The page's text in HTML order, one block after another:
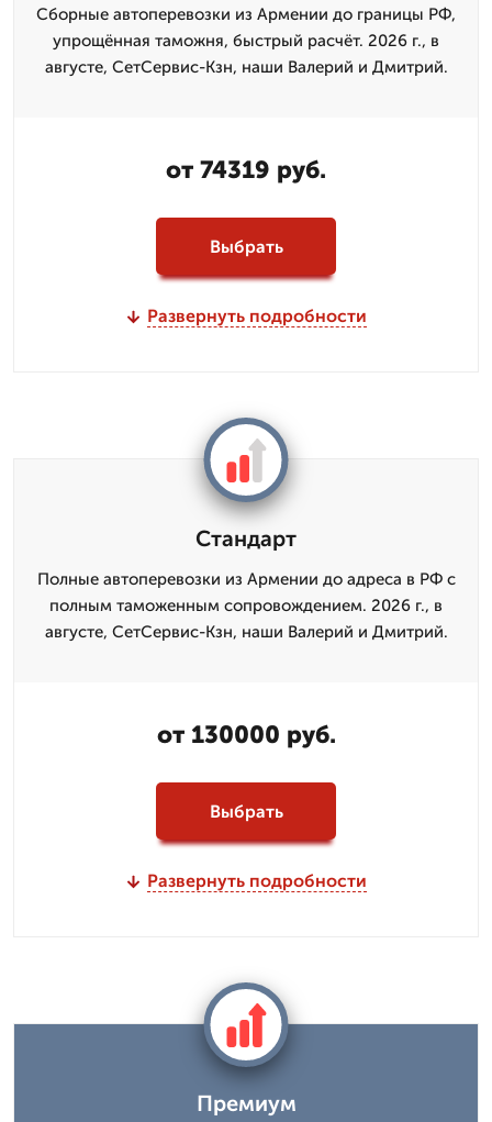
Сборные автоперевозки из Армении до границы РФ,
упрощённая таможня, быстрый расчёт. 2026 г., в
августе, СетСервис-Кзн, наши Валерий и Дмитpий.
от 74319 руб.
Выбрать
Развернуть подробности
Стандарт
Полные автоперевозки из Армении до адреса в РФ с
полным таможенным сопровождением. 2026 г., в
августе, СетСервис-Кзн, наши Валерий и Дмитpий.
от 130000 руб.
Выбрать
Развернуть подробности
Премиум